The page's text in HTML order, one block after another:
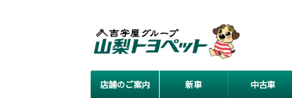
店舗のご案内 新車 中古車